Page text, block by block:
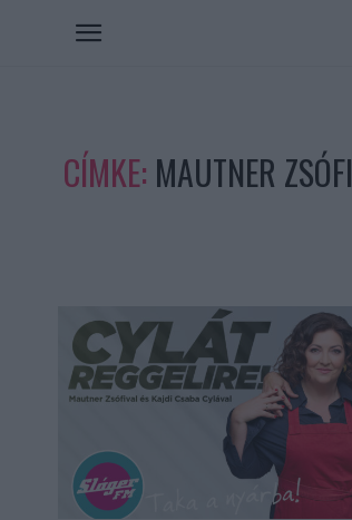
CÍMKE: MAUTNER ZSÓFI